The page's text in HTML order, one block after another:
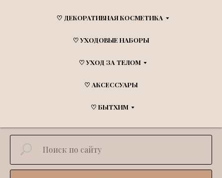
♡ ДЕКОРАТИВНАЯ КОСМЕТИКА
♡ УХОДОВЫЕ НАБОРЫ
♡ УХОД ЗА ТЕЛОМ
♡ АКСЕССУАРЫ
♡ БЫТХИМ